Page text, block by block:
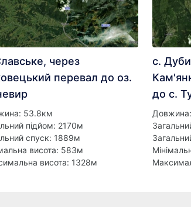
через
перевал до оз.
53.8км
підйом: 2170м
спуск: 1889м
висота: 583м
висота: 1328м
с.
до с.